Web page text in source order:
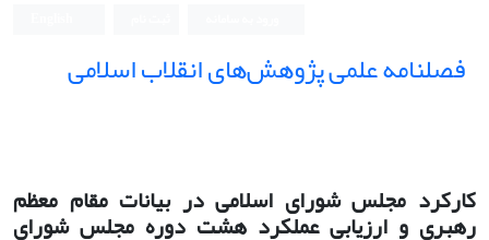
فصلنامه علمی پژوهش‌های انقلاب اسلامی
کارکرد مجلس شورای اسلامی در بیانات مقام معظم
رهبری و ارزیابی عملکرد هشت دوره مجلس شورای